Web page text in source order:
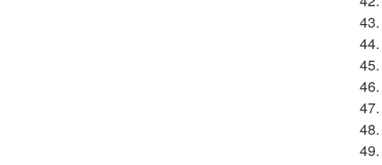
43.
44.
45.
46.
47.
48.
49.